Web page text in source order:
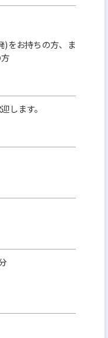
)をお持ちの方、ま
します。